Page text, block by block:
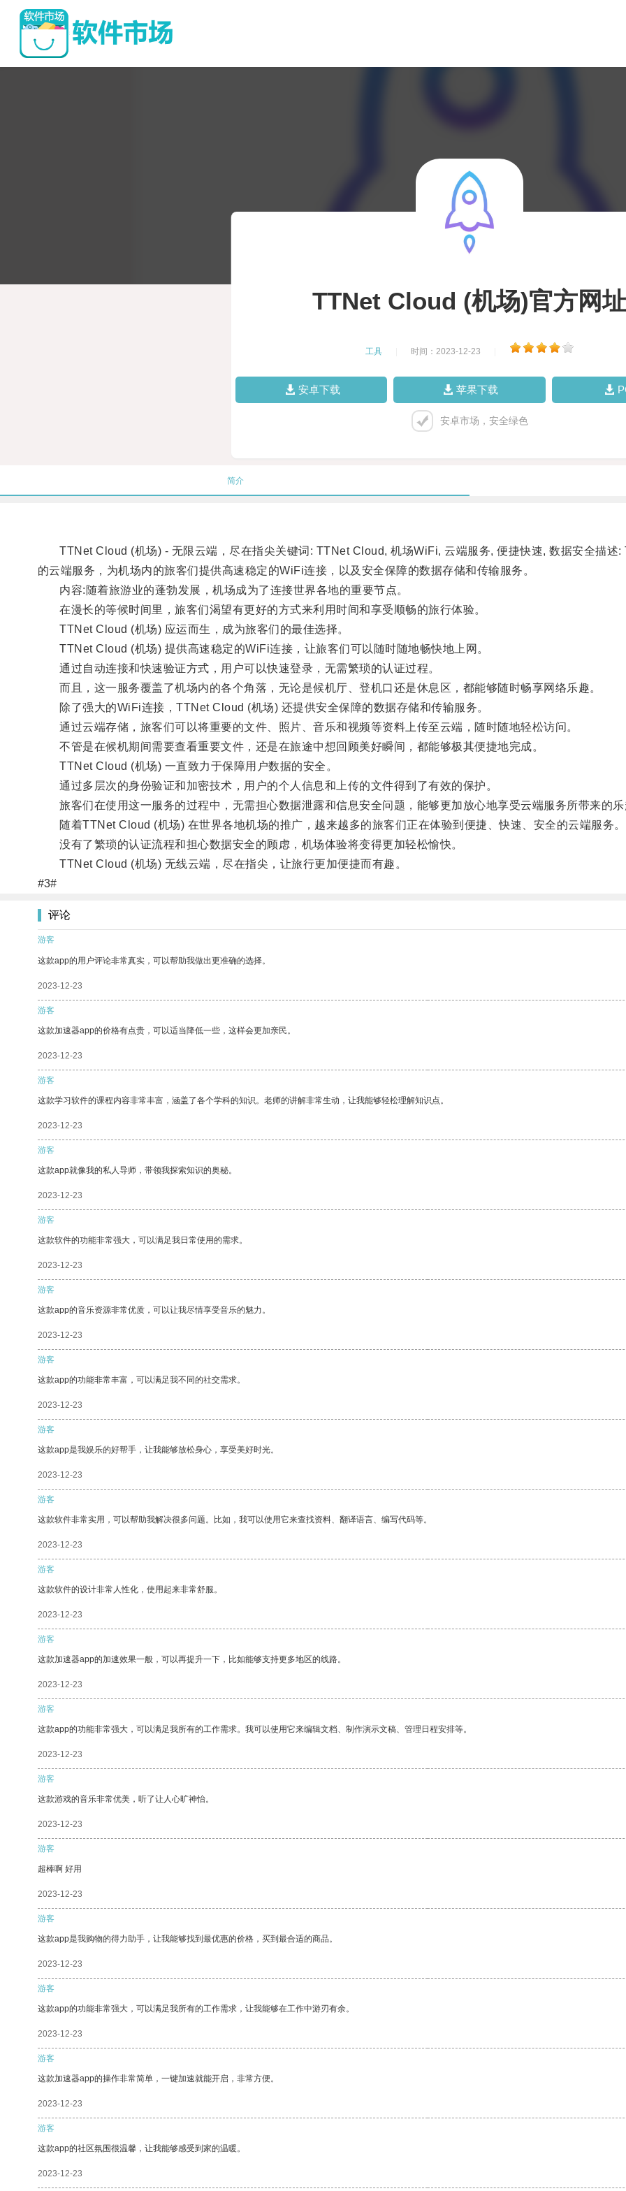
TTNet Cloud (机场)官方网址
工具 时间：2023-12-23
安卓下载 苹果下载
安卓市场，安全绿色
简介
TTNet Cloud (机场) - 无限云端，尽在指尖关键词: TTNet Cloud, 机场WiFi, 云端服务, 便捷快速, 数据安全描述:
的云端服务，为机场内的旅客们提供高速稳定的WiFi连接，以及安全保障的数据存储和传输服务。
内容:随着旅游业的蓬勃发展，机场成为了连接世界各地的重要节点。
在漫长的等候时间里，旅客们渴望有更好的方式来利用时间和享受顺畅的旅行体验。
TTNet Cloud (机场) 应运而生，成为旅客们的最佳选择。
TTNet Cloud (机场) 提供高速稳定的WiFi连接，让旅客们可以随时随地畅快地上网。
通过自动连接和快速验证方式，用户可以快速登录，无需繁琐的认证过程。
而且，这一服务覆盖了机场内的各个角落，无论是候机厅、登机口还是休息区，都能够随时畅享网络乐趣。
除了强大的WiFi连接，TTNet Cloud (机场) 还提供安全保障的数据存储和传输服务。
通过云端存储，旅客们可以将重要的文件、照片、音乐和视频等资料上传至云端，随时随地轻松访问。
不管是在候机期间需要查看重要文件，还是在旅途中想回顾美好瞬间，都能够极其便捷地完成。
TTNet Cloud (机场) 一直致力于保障用户数据的安全。
通过多层次的身份验证和加密技术，用户的个人信息和上传的文件得到了有效的保护。
旅客们在使用这一服务的过程中，无需担心数据泄露和信息安全问题，能够更加放心地享受云端服务所带来的
随着TTNet Cloud (机场) 在世界各地机场的推广，越来越多的旅客们正在体验到便捷、快速、安全的云端服务。
没有了繁琐的认证流程和担心数据安全的顾虑，机场体验将变得更加轻松愉快。
TTNet Cloud (机场) 无线云端，尽在指尖，让旅行更加便捷而有趣。
#3#
评论
游客
这款app的用户评论非常真实，可以帮助我做出更准确的选择。
2023-12-23
游客
这款加速器app的价格有点贵，可以适当降低一些，这样会更加亲民。
2023-12-23
游客
这款学习软件的课程内容非常丰富，涵盖了各个学科的知识。老师的讲解非常生动，让我能够轻松理解知识点。
2023-12-23
游客
这款app就像我的私人导师，带领我探索知识的奥秘。
2023-12-23
游客
这款软件的功能非常强大，可以满足我日常使用的需求。
2023-12-23
游客
这款app的音乐资源非常优质，可以让我尽情享受音乐的魅力。
2023-12-23
游客
这款app的功能非常丰富，可以满足我不同的社交需求。
2023-12-23
游客
这款app是我娱乐的好帮手，让我能够放松身心，享受美好时光。
2023-12-23
游客
这款软件非常实用，可以帮助我解决很多问题。比如，我可以使用它来查找资料、翻译语言、编写代码等。
2023-12-23
游客
这款软件的设计非常人性化，使用起来非常舒服。
2023-12-23
游客
这款加速器app的加速效果一般，可以再提升一下，比如能够支持更多地区的线路。
2023-12-23
游客
这款app的功能非常强大，可以满足我所有的工作需求。我可以使用它来编辑文档、制作演示文稿、管理日程安排等。
2023-12-23
游客
这款游戏的音乐非常优美，听了让人心旷神怡。
2023-12-23
游客
超棒啊 好用
2023-12-23
游客
这款app是我购物的得力助手，让我能够找到最优惠的价格，买到最合适的商品。
2023-12-23
游客
这款app的功能非常强大，可以满足我所有的工作需求，让我能够在工作中游刃有余。
2023-12-23
游客
这款加速器app的操作非常简单，一键加速就能开启，非常方便。
2023-12-23
游客
这款app的社区氛围很温馨，让我能够感受到家的温暖。
2023-12-23